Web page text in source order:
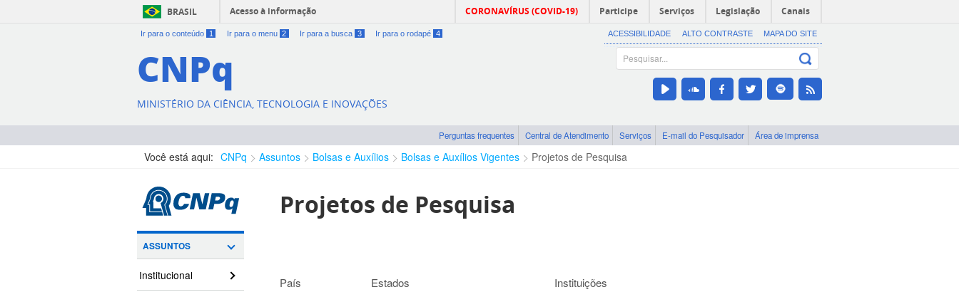
BRASIL Acesso à informação CORONAVÍRUS (COVID-19) Participe Serviços Legislação Canais
Ir para o conteúdo 1 Ir para o menu 2 Ir para a busca 3 Ir para o rodapé 4 ACESSIBILIDADE ALTO CONTRASTE MAPA DO SITE
CNPq
MINISTÉRIO DA CIÊNCIA, TECNOLOGIA E INOVAÇÕES
Perguntas frequentes Central de Atendimento Serviços E-mail do Pesquisador Área de imprensa
Você está aqui: CNPq Assuntos Bolsas e Auxílios Bolsas e Auxílios Vigentes Projetos de Pesquisa
ASSUNTOS
Institucional
Projetos de Pesquisa
País Estados Instituições